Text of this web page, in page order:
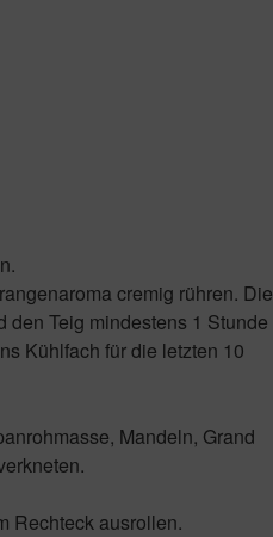
cremig rühren. Die
den Teig mindestens 1 Stunde
Kühlfach für die letzten 10
Mandeln, Grand
Rechteck ausrollen.